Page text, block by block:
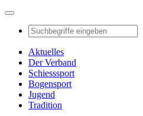
Aktuelles
Der Verband
Schiesssport
Bogensport
Jugend
Tradition